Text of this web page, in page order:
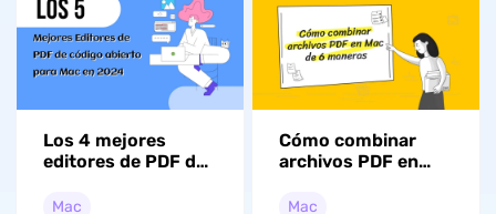
Los 4 mejores
editores de PDF de
Mac en 2026
Mac
Cómo combinar
archivos PDF en
Mac